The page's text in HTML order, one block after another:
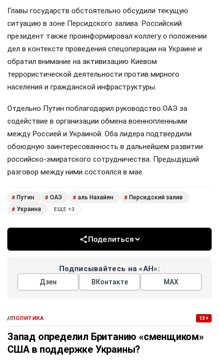
Главы государств обстоятельно обсудили текущую
ситуацию в зоне Персидского залива. Российский
президент также проинформировал коллегу о положении
дел в контексте проведения спецоперации на Украине и
обратил внимание на активизацию Киевом
террористической деятельности против мирного
населения и гражданской инфраструктуры.
Отдельно Путин поблагодарил руководство ОАЭ за
содействие в организации обмена военнопленными
между Россией и Украиной. Оба лидера подтвердили
обоюдную заинтересованность в дальнейшем развитии
российско-эмиратского сотрудничества. Предыдущий
разговор между ними состоялся в мае.
# Путин # ОАЭ # аль Нахайян # Персидский залив
# Украина ЕЩЕ +3
Поделиться
Подписывайтесь на «АН»:
Дзен ВКонтакте МАХ
//ПОЛИТИКА 13+
Запад определил Британию «сменщиком»
США в поддержке Украины?